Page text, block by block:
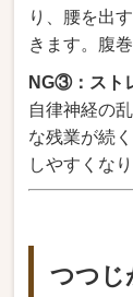
り、腰を出
きます。腹
NG③：スト
自律神経の
な残業が続
しやすくなり
つつじ